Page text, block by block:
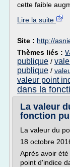
cette faible
Lire la suite
Site : http://
Thèmes liés :
publique /
publique /
valeur point
dans la
La valeur
fonction
La valeur du
18 octobre
Après avoir
point d'indice